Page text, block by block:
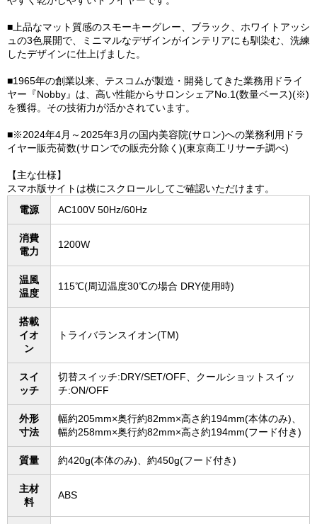
■上品なマット質感のスモーキーグレー、ブラック、ホワイトアッシ
ュの3色展開で、ミニマルなデザインがインテリアにも馴染む、洗練
したデザインに仕上げました。
■1965年の創業以来、テスコムが製造・開発してきた業務用ドライ
ヤー『Nobby』は、高い性能からサロンシェアNo.1(数量ベース)(※)
を獲得。その技術力が活かされています。
■※2024年4月～2025年3月の国内美容院(サロン)への業務利用ドラ
イヤー販売荷数(サロンでの販売分除く)(東京商工リサーチ調べ)
【主な仕様】
スマホ版サイトは横にスクロールしてご確認いただけます。
電源
AC100V 50Hz/60Hz
消費
電力
1200W
温風
温度
115℃(周辺温度30℃の場合 DRY使用時)
搭載
イオ
ン
トライバランスイオン(TM)
スイ
ッチ
切替スイッチ:DRY/SET/OFF、クールショットスイッ
チ:ON/OFF
外形
寸法
幅約205mm×奥行約82mm×高さ約194mm(本体のみ)、
幅約258mm×奥行約82mm×高さ約194mm(フード付き)
質量 約420g(本体のみ)、約450g(フード付き)
主材
料
ABS